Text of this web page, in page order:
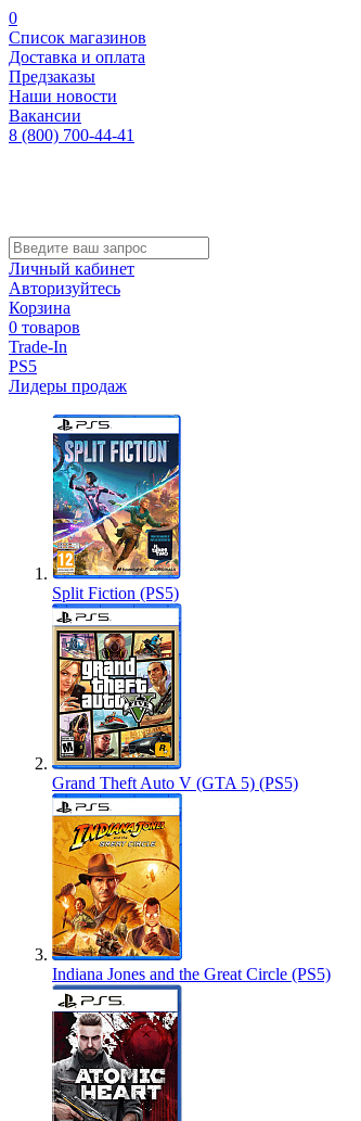
0
Список магазинов
Доставка и оплата
Предзаказы
Наши новости
Вакансии
8 (800) 700-44-41
Личный кабинет
Авторизуйтесь
Корзина
0 товаров
Trade-In
PS5
Лидеры продаж
Split Fiction (PS5)
Grand Theft Auto V (GTA 5) (PS5)
Indiana Jones and the Great Circle (PS5)